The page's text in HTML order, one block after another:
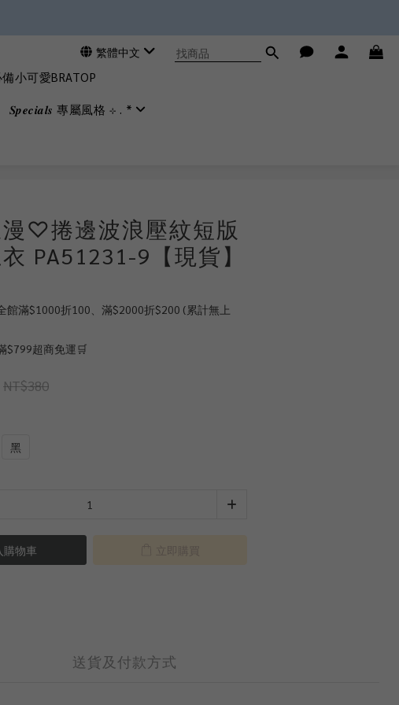
繁體中文
小可愛BRATOP
𝑺𝒑𝒆𝒄𝒊𝒂𝒍𝒔 專屬風格 ⊹ . *
♡捲邊波浪壓紋短版
PA51231-9【現貨】
館滿$1000折100、滿$2000折$200 (累計無上
$799超商免運🛒
NT$380
黑
購物車 立即購買
送貨及付款方式